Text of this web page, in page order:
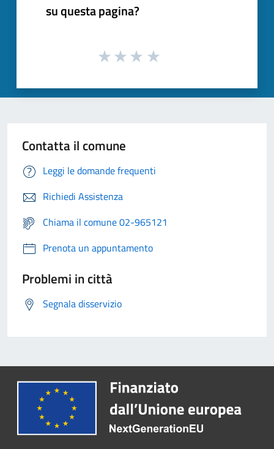
su questa pagina?
Contatta il comune
Leggi le domande frequenti
Richiedi Assistenza
Chiama il comune 02-965121
Prenota un appuntamento
Problemi in città
Segnala disservizio